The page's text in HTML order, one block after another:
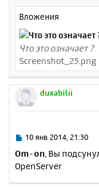
Вложения
Что это означает ?
duxabilii
С
о
б
10 янв 2014, 21:30
Om-on, Вы
OpenServer